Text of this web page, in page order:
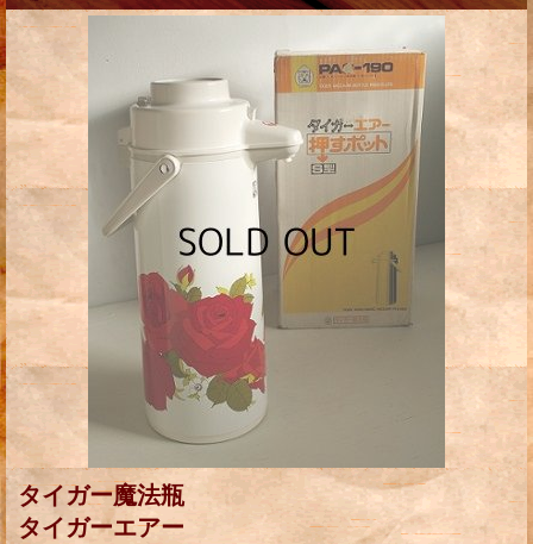
タイガー魔法瓶
タイガーエアー